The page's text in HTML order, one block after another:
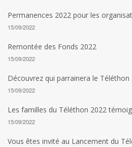
Permanences 2022 pour les
15/09/2022
Remontée des Fonds 2022
15/09/2022
Découvrez qui parrainera le Téléthon
15/09/2022
Les familles du Téléthon 2022
15/09/2022
Vous êtes invité au Lancement du